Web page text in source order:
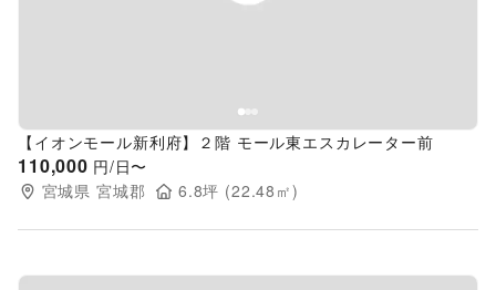
【イオンモール新利府】２階 モール東エスカレーター前
110,000 円/日〜
宮城県 宮城郡 6.8坪 (22.48 ㎡)